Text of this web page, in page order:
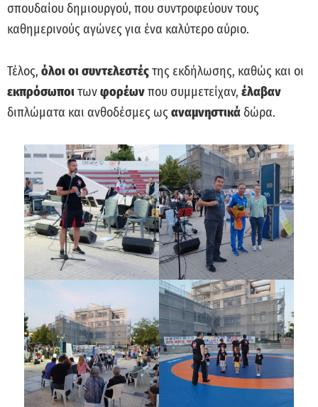
σπουδαίου δημιουργού, που συντροφεύουν τους
καθημερινούς αγώνες για ένα καλύτερο αύριο.
Τέλος, όλοι οι συντελεστέςτης εκδήλωσης, καθώς και οι
εκπρόσωποιτωνφορέωνπου συμμετείχαν, έλαβαν
διπλώματα και ανθοδέσμες ως αναμνηστικά δώρα.